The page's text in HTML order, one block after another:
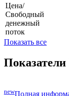
Цена/
Свободный
денежный
поток
Показать все
newПолная